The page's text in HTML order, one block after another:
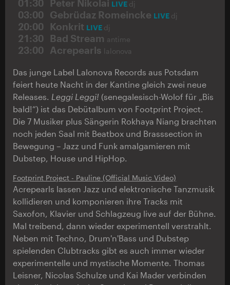
01:30 Peter Nikolai LIVE dj
03:00 Gebrüdaz Romeincke LIVE dj
20:00 Konkrit LIVE dj
21:30 Bad Stream antime
23:00 Acrepearls lalonova
Das junge Label Lalonova Records aus Potsdam
feiert heute Nacht in der Kantine gleich zwei neue
Releases. Leggi Leggi! (senegalesisch-Wolof für „Bis
bald!“) ist das Debütalbum von Footprint Project.
Die 7 Musiker plus Sängerin Rokhaya Niang brachten
noch jeden Saal mit Beatbox und Brasssection in
Bewegung – Jazz und Funk amalgamieren mit
Dubstep, House und HipHop.
Footprint Project - Pauline (Official Music Video)
Acrepearls lassen Jazz und elektronische Tanzmusik
kollidieren und komponieren ihre Tracks mit
Saxofon, Klavier und Schlagzeug live auf der Bühne.
Mal treibend, dann wieder experimentell verstrahlt.
Neben mit Techno, Drum'n'Bass und Dubstep
spielenden Clubtracks gibt es auch immer wieder
experimentelle und mystische Momente. Thomas
Leisner, Nicolas Schulze und Kai Mader verbinden